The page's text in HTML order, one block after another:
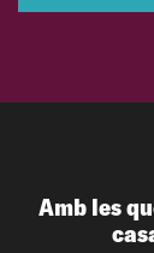
Amb les